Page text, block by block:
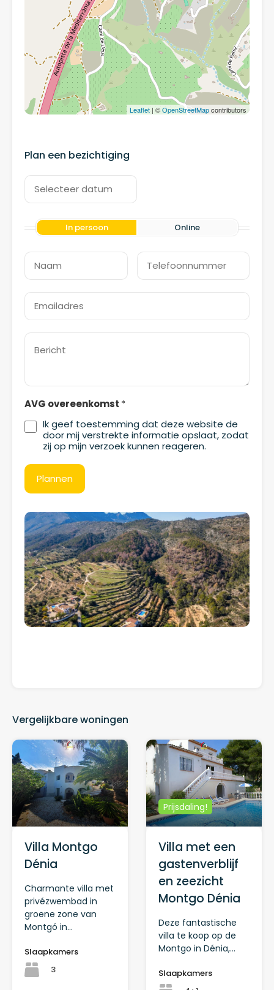
Leaflet | ©OpenStreetMapcontributors
Plan een bezichtiging
In persoon Online
AVG overeenkomst *
Ik geef toestemming dat deze website de
door mij verstrekte informatie opslaat, zodat
zij op mijn verzoek kunnen reageren.
Vergelijkbare woningen
Villa Montgo
Dénia
Charmante villa met
privézwembad in
groene zone van
Montgó in…
Slaapkamers
3
Prijsdaling!
Villa met een
gastenverblijf
en zeezicht
Montgo Dénia
Deze fantastische
villa te koop op de
Montgo in Dénia,…
Slaapkamers